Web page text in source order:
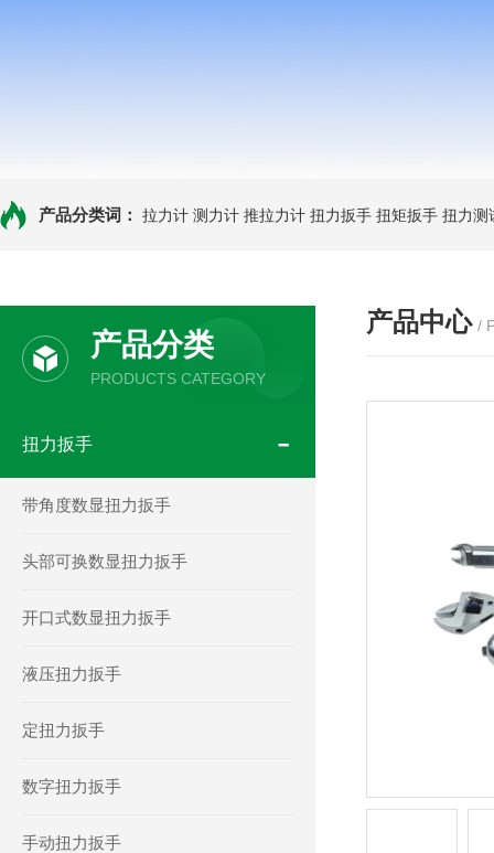
产品分类词： 拉力计 测力计 推拉力计 扭力扳手 扭矩扳手 扭力测
产品分类
PRODUCTS CATEGORY
扭力扳手
带角度数显扭力扳手
头部可换数显扭力扳手
开口式数显扭力扳手
液压扭力扳手
定扭力扳手
数字扭力扳手
手动扭力扳手
产品中心 /